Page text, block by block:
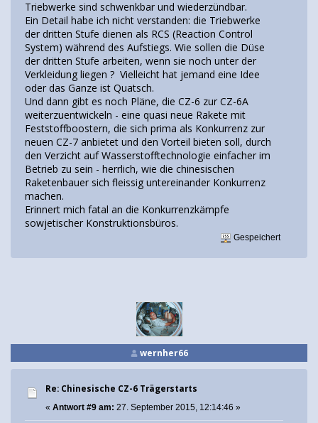
Triebwerke sind schwenkbar und wiederzündbar.
Ein Detail habe ich nicht verstanden: die Triebwerke
der dritten Stufe dienen als RCS (Reaction Control
System) während des Aufstiegs. Wie sollen die Düse
der dritten Stufe arbeiten, wenn sie noch unter der
Verkleidung liegen ? Vielleicht hat jemand eine Idee
oder das Ganze ist Quatsch.
Und dann gibt es noch Pläne, die CZ-6 zur CZ-6A
weiterzuentwickeln - eine quasi neue Rakete mit
Feststoffboostern, die sich prima als Konkurrenz zur
neuen CZ-7 anbietet und den Vorteil bieten soll, durch
den Verzicht auf Wasserstofftechnologie einfacher im
Betrieb zu sein - herrlich, wie die chinesischen
Raketenbauer sich fleissig untereinander Konkurrenz
machen.
Erinnert mich fatal an die Konkurrenzkämpfe
sowjetischer Konstruktionsbüros.
Gespeichert
wernher66
Re: Chinesische CZ-6 Trägerstarts
« Antwort #9 am: 27. September 2015, 12:14:46 »